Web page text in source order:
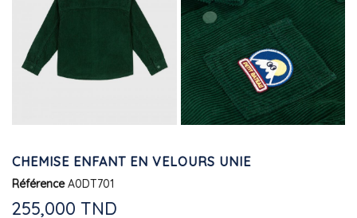
CHEMISE ENFANT EN VELOURS UNIE
Référence A0DT701
255,000 TND